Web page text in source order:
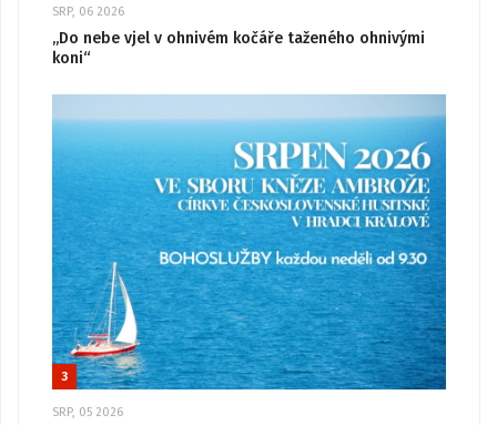
SRP, 06 2026
„Do nebe vjel v ohnivém kočáře taženého ohnivými
koni“
3
SRP, 05 2026